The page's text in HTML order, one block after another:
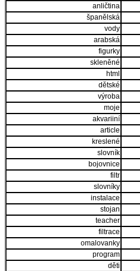
anličtina
španělská
vody
arabská
figurky
skleněné
html
dětské
výroba
moje
akvariiní
article
kreslené
slovník
bojovnice
filtr
slovníky
instalace
stojan
teacher
filtrace
omalovanky
program
děti